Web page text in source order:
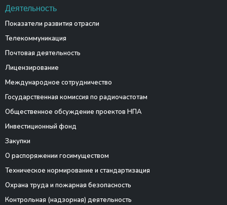
Деятельность
Показатели развития отрасли
Телекоммуникация
Почтовая деятельность
Лицензирование
Международное сотрудничество
Государственная комиссия по радиочастотам
Общественное обсуждение проектов НПА
Инвестиционный фонд
Закупки
О распоряжении госимуществом
Техническое нормирование и стандартизация
Охрана труда и пожарная безопасность
Контрольная (надзорная) деятельность